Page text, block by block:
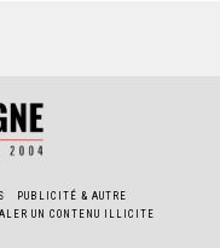
PUBLICITÉ & AUTRE
UN CONTENU ILLICITE